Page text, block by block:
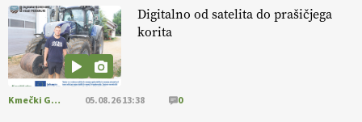
[EKOloško = LOGIČNO
v tujini
. Zato je ekološka pridelava odlična priložnost za slovenske
vinarje
. VEČ
https://t.co/XAe9EbeAbK @EUAgri #IMCAP #CAP
https://t.co/01qpoeLyNP
Digitalno od satelita do prašičjega
korita
Kmečki Glas 05.08.26 13:38 0